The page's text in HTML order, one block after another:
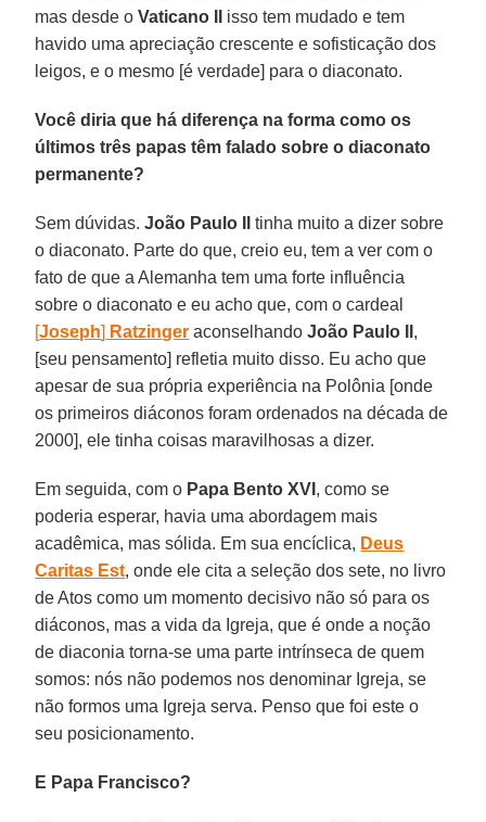
mas desde oVaticano II
isso tem mudado e tem
havido uma apreciação crescente e sofisticação dos
leigos, e o mesmo [é verdade] para o diaconato.
Você diria que há diferença na forma como os
últimos três papas têm falado sobre o diaconato
permanente?
Sem dúvidas.João Paulo II
tinha muito a dizer sobre
o diaconato. Parte do que, creio eu, tem a ver com o
fato de que a Alemanha tem uma forte influência
sobre o diaconato e eu acho que, com o cardeal
[Joseph] Ratzinger aconselhando João Paulo II ,
[seu pensamento] refletia muito disso. Eu acho que
apesar de sua própria experiência na Polônia [onde
os primeiros diáconos foram ordenados na década de
2000], ele tinha coisas maravilhosas a dizer.
Em seguida, com o Papa Bento XVI , como se
poderia esperar, havia uma abordagem mais
acadêmica, mas sólida. Em sua encíclica, Deus
Caritas Est, onde ele cita a seleção dos sete, no livro
de Atos como um momento decisivo não só para os
diáconos, mas a vida da Igreja, que é onde a noção
de diaconia torna-se uma parte intrínseca de quem
somos: nós não podemos nos denominar Igreja, se
não formos uma Igreja serva. Penso que foi este o
seu posicionamento.
E Papa Francisco?